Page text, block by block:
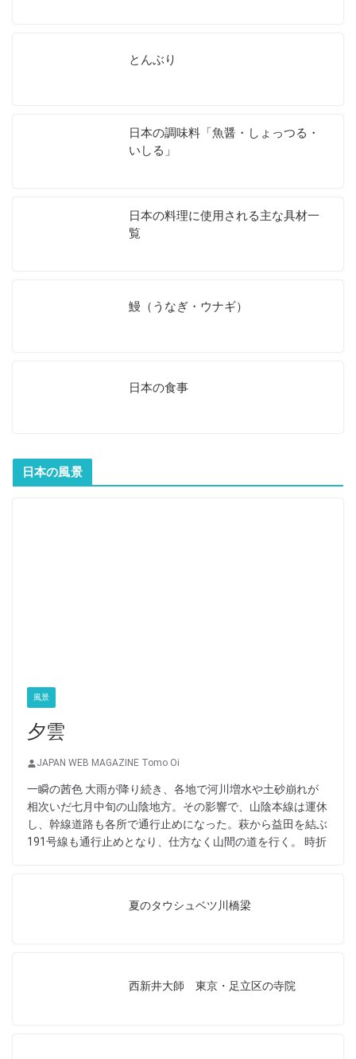
とんぶり
日本の調味料「魚醤・しょっつる・
いしる」
日本の料理に使用される主な具材一
覧
鰻（うなぎ・ウナギ）
日本の食事
日本の風景
風景
夕雲
JAPAN WEB MAGAZINE Tomo Oi
一瞬の茜色 大雨が降り続き、各地で河川増水や土砂崩れが
相次いだ七月中旬の山陰地方。その影響で、山陰本線は運休
し、幹線道路も各所で通行止めになった。萩から益田を結ぶ
191号線も通行止めとなり、仕方なく山間の道を行く。 時折
夏のタウシュベツ川橋梁
西新井大師 東京・足立区の寺院